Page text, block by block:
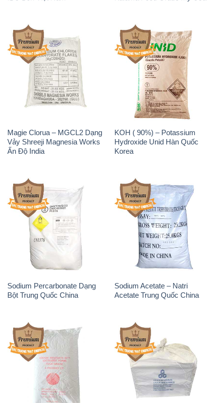
Magie Clorua – MGCL2 Dạng
Vảy Shreeji Magnesia Works
Ấn Độ India
KOH ( 90%) – Potassium
Hydroxide Unid Hàn Quốc
Sodium Percarbonate Dạng
Bột Trung Quốc China
Sodium Acetate – Natri
Acetate Trung Quốc China
Sodium Benzoate – Mốc Bột
Chữ Cam Food Grade Trung
Quốc China
Sodium Bicarbonate – Bicar
NaHCO3 Food Grade 3 Chữ
GGG Bao Jumbo ( Bành )
Trung Quốc China